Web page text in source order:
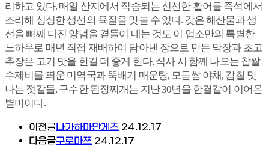
리하고 있다. 매일 산지에서 직송되는 신선한 활어를 즉석에서
조리해 싱싱한 생선의 육질을 맛볼 수 있다. 갖은 해산물과 생
선을 뼈째 다진 양념을 곁들여 내는 것도 이 업소만의 특별한
노하우로 매년 직접 재배하여 담아낸 장으로 만든 막장과 초고
추장은 고기 맛을 한결 더 좋게 한다. 식사 시 함께 나오는 찹쌀
수제비를 띄운 미역국과 뚝배기 매운탕, 모듬쌈 야채, 감칠 맛
나는 젓갈들, 구수한 된장찌개는 지난 30년을 한결같이 이어온
별미이다.
이전글나가하마만게츠 24.12.17
다음글구로마쯔 24.12.17